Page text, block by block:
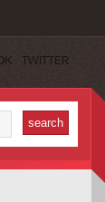
TWITTER